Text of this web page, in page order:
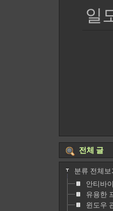
일
전체 글
분류 전체보
안티바
유용한
윈도우